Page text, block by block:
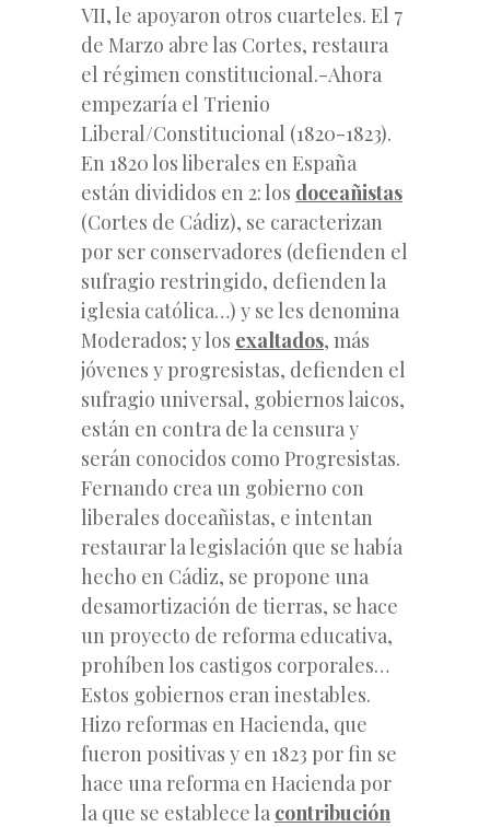
VII, le apoyaron otros cuarteles. El 7
de Marzo abre las Cortes, restaura
el régimen constitucional.-Ahora
empezaría el Trienio
Liberal/Constitucional (1820-1823).
En 1820 los liberales en España
están divididos en 2: los doceañistas
(Cortes de Cádiz), se caracterizan
por ser conservadores (defienden el
sufragio restringido, defienden la
iglesia católica…) y se les denomina
Moderados; y los exaltados, más
jóvenes y progresistas, defienden el
sufragio universal, gobiernos laicos,
están en contra de la censura y
serán conocidos como Progresistas.
Fernando crea un gobierno con
liberales doceañistas, e intentan
restaurar la legislación que se había
hecho en Cádiz, se propone una
desamortización de tierras, se hace
un proyecto de reforma educativa,
prohíben los castigos corporales…
Estos gobiernos eran inestables.
Hizo reformas en Hacienda, que
fueron positivas y en 1823 por fin se
hace una reforma en Hacienda por
la que se establece la contribución